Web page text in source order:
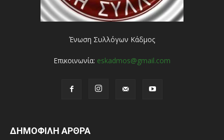
Ένωση Συλλόγων Κάδμος
Επικοινωνία: eskadmos@gmail.com
ΔΗΜΟΦΙΛΗ ΑΡΘΡΑ